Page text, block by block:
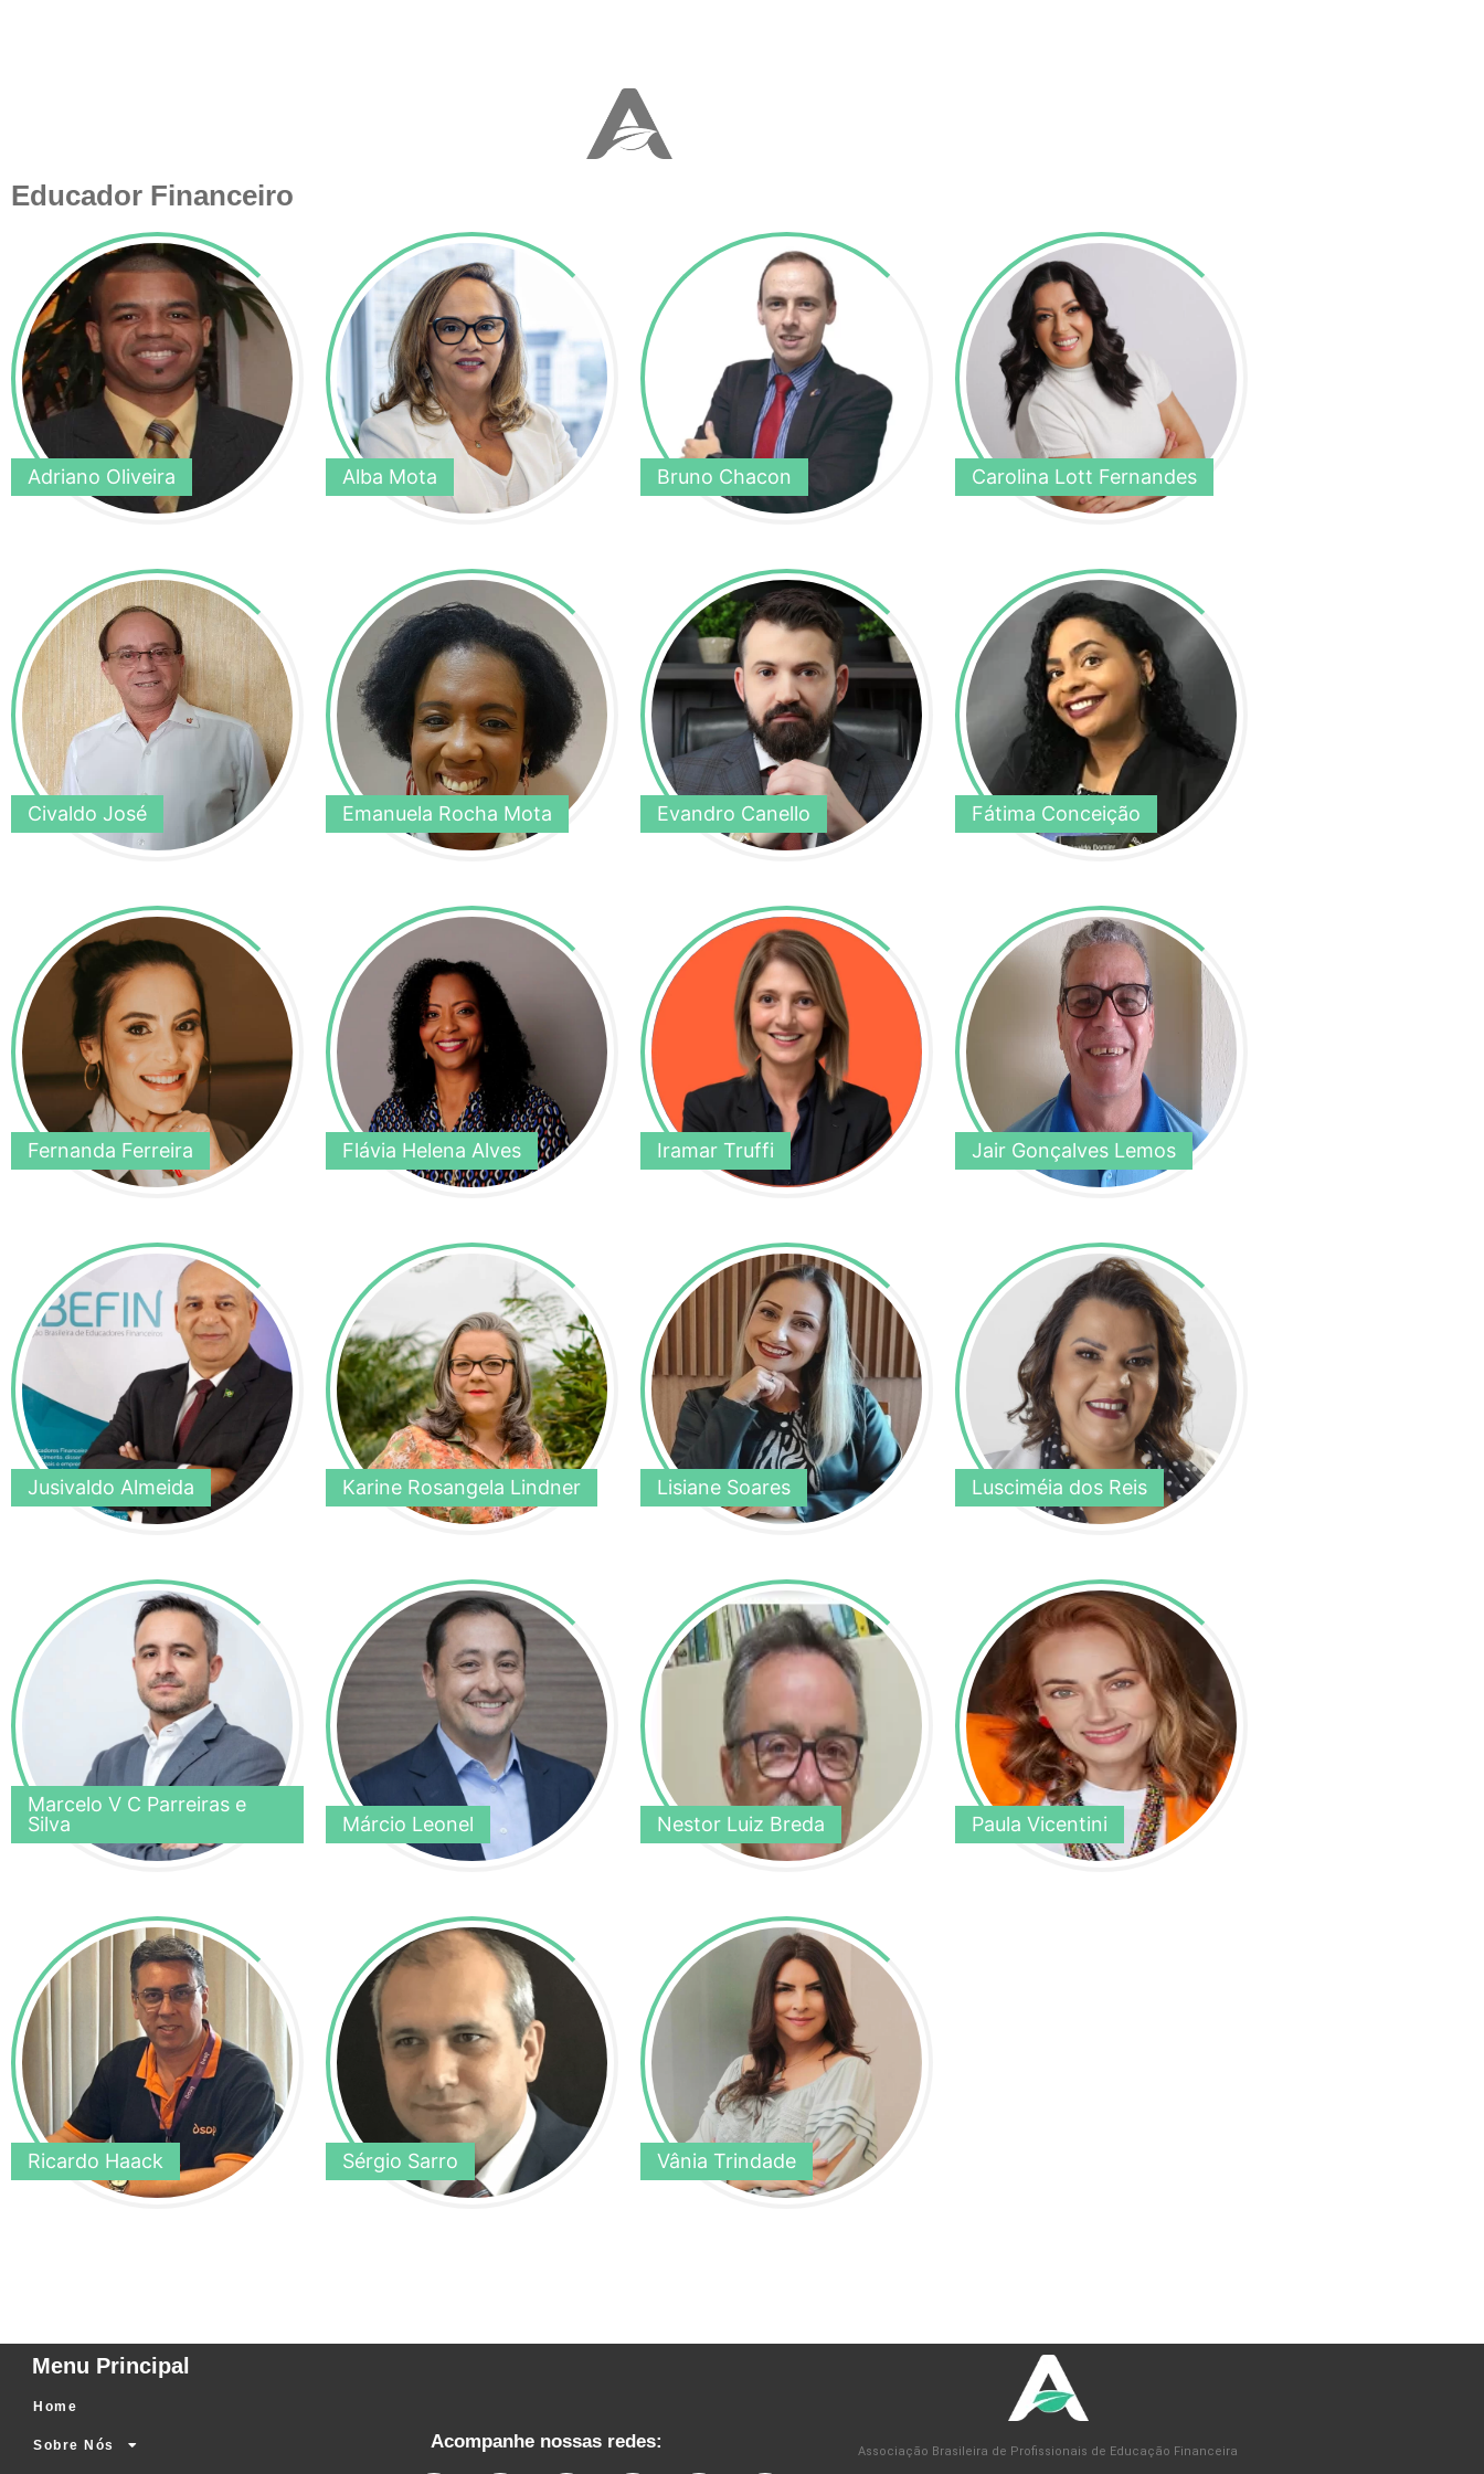
Educador Financeiro
Adriano Oliveira Alba Mota Bruno Chacon Carolina Lott Fernandes
Civaldo José Emanuela Rocha Mota Evandro Canello Fátima Conceição
Fernanda Ferreira Flávia Helena Alves Iramar Truffi Jair Gonçalves Lemos
Jusivaldo Almeida Karine Rosangela Lindner Lisiane Soares Lusciméia dos Reis
Marcelo V C Parreiras e
Silva
Márcio Leonel Nestor Luiz Breda Paula Vicentini
Ricardo Haack Sérgio Sarro Vânia Trindade
Menu Principal
Home
Sobre Nós Acompanhe nossas redes: Associação Brasileira de Profissionais de Educação Financeira